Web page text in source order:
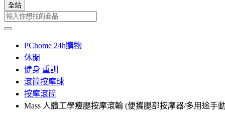
全站
PChome 24h購物
休閒
健身 重訓
滾筒按摩球
按摩滾筒
Mass 人體工學瘦腿按摩滾輪 (便攜腿部按摩器/多用途手